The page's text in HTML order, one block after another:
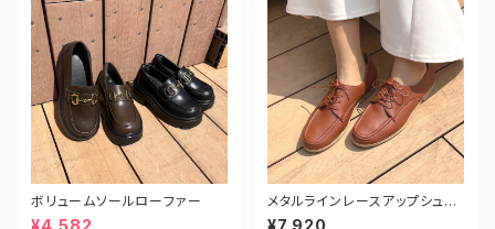
ボリュームソールローファー
¥4,582
メタルラインレースアップシュー
ズ
¥7,920